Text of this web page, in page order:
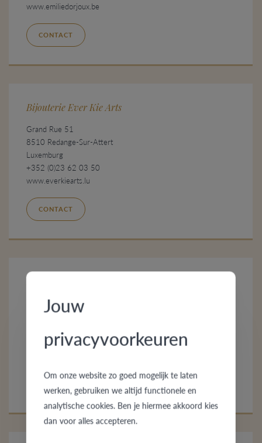
www.emiliedorjoux.be
CONTACT
Bijouterie Ever Kie Arts
Grand Rue 51
8510 Redange-Sur-Attert
Luxemburg
+352 (0)23 62 03 50
www.everkiearts.lu
CONTACT
Avenue Leon Jourez 1
1420 Braine-l'Alleud
+32 (0)2 387 17 80
Jouw
privacyvoorkeuren
Om onze website zo goed mogelijk te laten
werken, gebruiken we altijd functionele en
analytische cookies. Ben je hiermee akkoord kies
dan voor alles accepteren.